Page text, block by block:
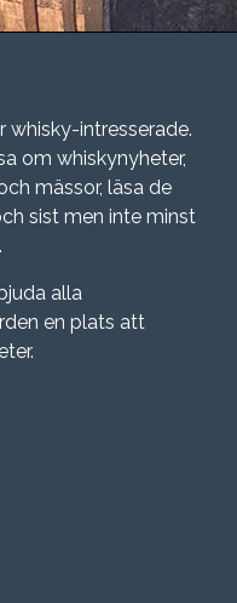
whisky-intresserade.
om whiskynyheter,
mässor, läsa de
sist men inte minst
alla
en plats att